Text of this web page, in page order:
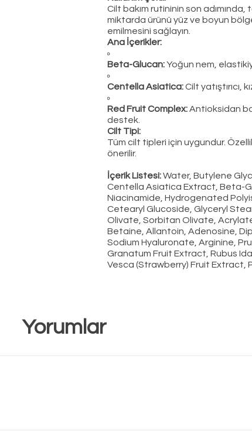
Cilt bakım rutininin son
miktarda ürünü yüz ve boyun
emilmesini sağlayın.
Ana İçerikler:
Beta-Glucan:Yoğun nem,
Centella Asiatica:Cilt yatıştırıcı,
Red Fruit Complex:Antioksidan
destek.
Cilt Tipi:
Tüm cilt tipleri için uygundur.
önerilir.
İçerik Listesi:Water, Butylene
Centella Asiatica Extract, Beta-
Niacinamide, Hydrogenated
Cetearyl Glucoside, Glyceryl
Olivate, Sorbitan Olivate,
Betaine, Allantoin, Adenosine,
Sodium Hyaluronate, Arginine,
Granatum Fruit Extract, Rubus
Vesca (Strawberry) Fruit Extract,
Yorumlar